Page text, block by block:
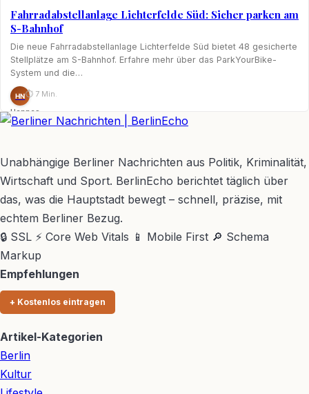
Fahrradabstellanlage Lichterfelde Süd: Sicher parken am
S-Bahnhof
Die neue Fahrradabstellanlage Lichterfelde Süd bietet 48 gesicherte
Stellplätze am S-Bahnhof. Erfahre mehr über das ParkYourBike-
System und die…
HN
Hannes
Nagel
⏱ 7 Min.
Unabhängige Berliner Nachrichten aus Politik, Kriminalität,
Wirtschaft und Sport. BerlinEcho berichtet täglich über
das, was die Hauptstadt bewegt – schnell, präzise, mit
echtem Berliner Bezug.
🔒 SSL ⚡ Core Web Vitals 📱 Mobile First 🔎 Schema
Markup
Empfehlungen
+ Kostenlos eintragen
Artikel-Kategorien
Berlin
Kultur